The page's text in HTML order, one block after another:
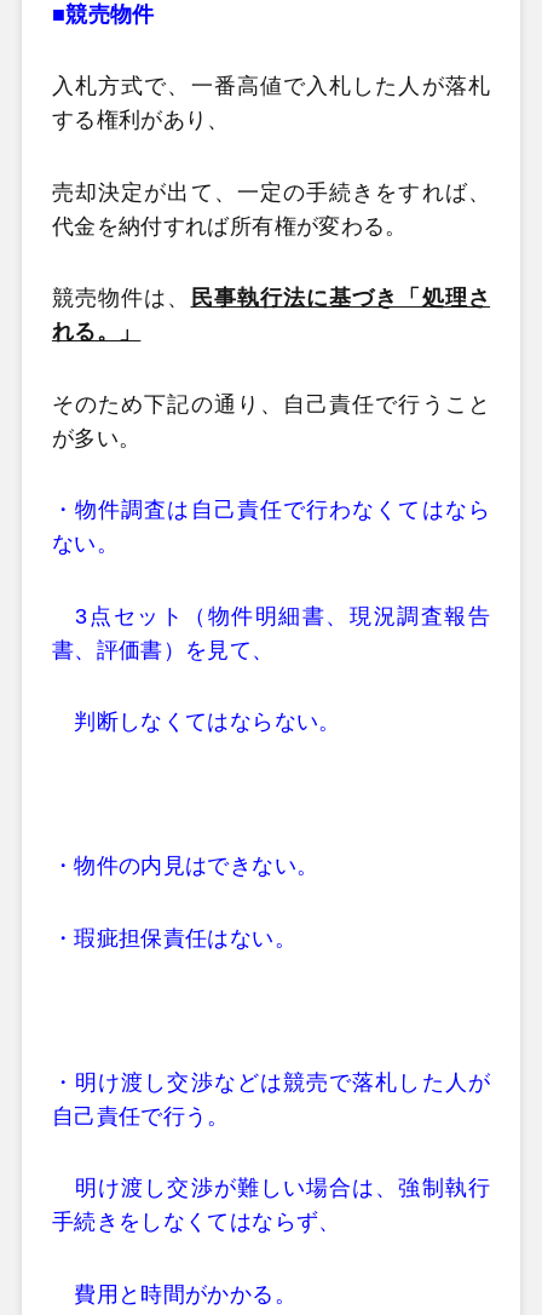
■競売物件
入札方式で、一番高値で入札した人が落札
する権利があり、
売却決定が出て、一定の手続きをすれば、
代金を納付すれば所有権が変わる。
競売物件は、 民事執行法に基づき「処理さ
れる。」
そのため下記の通り、自己責任で行うこと
が多い。
・物件調査は自己責任で行わなくてはなら
ない。
3点セット（物件明細書、現況調査報告
書、評価書）を見て、
判断しなくてはならない。
・物件の内見はできない。
・瑕疵担保責任はない。
・明け渡し交渉などは競売で落札した人が
自己責任で行う。
明け渡し交渉が難しい場合は、強制執行
手続きをしなくてはならず、
費用と時間がかかる。